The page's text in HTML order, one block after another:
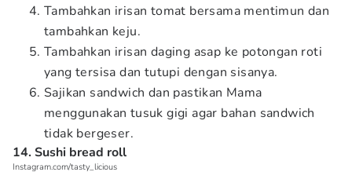
Tambahkan irisan tomat bersama mentimun dan
tambahkan keju.
Tambahkan irisan daging asap ke potongan roti
yang tersisa dan tutupi dengan sisanya.
Sajikan sandwich dan pastikan Mama
menggunakan tusuk gigi agar bahan sandwich
tidak bergeser.
14. Sushi bread roll
Instagram.com/tasty_licious